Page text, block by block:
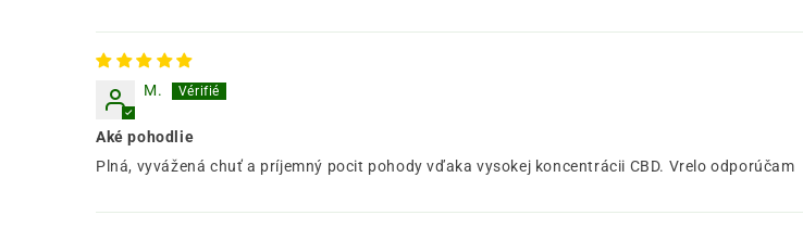
M.
Aké pohodlie
Plná, vyvážená chuť a príjemný pocit pohody vďaka vysokej koncentrácii CBD. Vrelo odporúčam